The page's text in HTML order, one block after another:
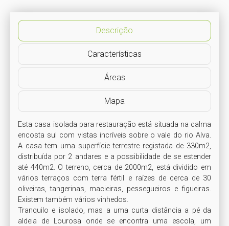
Descrição
Características
Áreas
Mapa
Esta casa isolada para restauração está situada na calma
encosta sul com vistas incríveis sobre o vale do rio Alva.
A casa tem uma superfície terrestre registada de 330m2,
distribuída por 2 andares e a possibilidade de se estender
até 440m2. O terreno, cerca de 2000m2, está dividido em
vários terraços com terra fértil e raízes de cerca de 30
oliveiras, tangerinas, macieiras, pessegueiros e figueiras.
Existem também vários vinhedos.
Tranquilo e isolado, mas a uma curta distância a pé da
aldeia de Lourosa onde se encontra uma escola, um